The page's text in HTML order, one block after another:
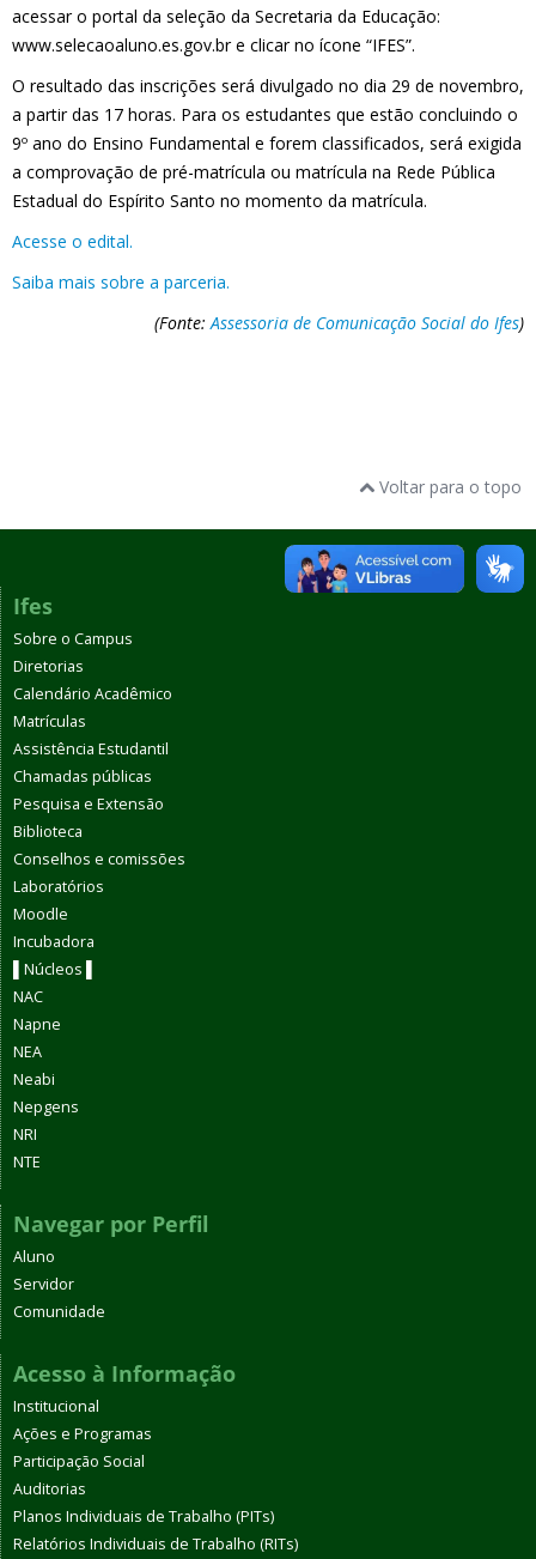
acessar o portal da seleção da Secretaria da Educação:
www.selecaoaluno.es.gov.br e clicar no ícone “IFES”.
O resultado das inscrições será divulgado no dia 29 de novembro,
a partir das 17 horas. Para os estudantes que estão concluindo o
9º ano do Ensino Fundamental e forem classificados, será exigida
a comprovação de pré-matrícula ou matrícula na Rede Pública
Estadual do Espírito Santo no momento da matrícula.
Acesse o edital.
Saiba mais sobre a parceria.
(Fonte:Assessoria de Comunicação Social do Ifes)
Voltar para o topo
Ifes
Sobre o Campus
Diretorias
Calendário Acadêmico
Matrículas
Assistência Estudantil
Chamadas públicas
Pesquisa e Extensão
Biblioteca
Conselhos e comissões
Laboratórios
Moodle
Incubadora
▌Núcleos ▌
NAC
Napne
NEA
Neabi
Nepgens
NRI
NTE
Navegar por Perfil
Aluno
Servidor
Comunidade
Acesso à Informação
Institucional
Ações e Programas
Participação Social
Auditorias
Planos Individuais de Trabalho (PITs)
Relatórios Individuais de Trabalho (RITs)